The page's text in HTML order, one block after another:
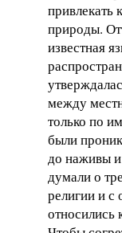
привлекать
природы.
известная
между
только по
были
до наживы
думали о
религии и с
относились